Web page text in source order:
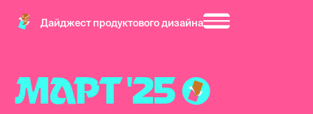
Дайджест продуктового дизайна
МАРТ'25